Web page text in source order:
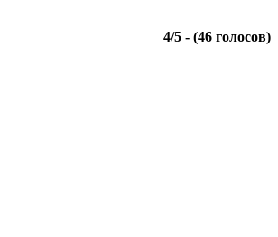
4/5 - (46 голосов)